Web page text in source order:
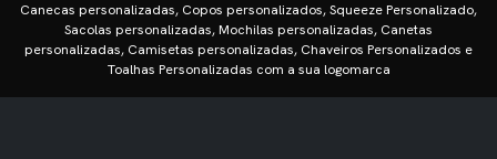
Canecas personalizadas, Copos personalizados, Squeeze Personalizado,
Sacolas personalizadas, Mochilas personalizadas, Canetas
personalizadas, Camisetas personalizadas, Chaveiros Personalizados e
Toalhas Personalizadas com a sua logomarca